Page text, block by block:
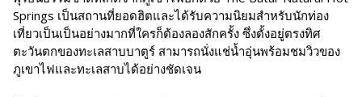
Springs เป็นสถานที่ยอดฮิตและได้รับความนิยมสำหรับนักท่อง
เที่ยวเป็นเป็นอย่างมากที่ใครก็ต้องลองสักครั้ง ซึ่งตั้งอยู่ตรงทิศ
ตะวันตกของทะเลสาบบาตูร์ สามารถนั่งแช่น้ำอุ่นพร้อมชมวิวของ
ภูเขาไฟและทะเลสาบได้อย่างชัดเจน